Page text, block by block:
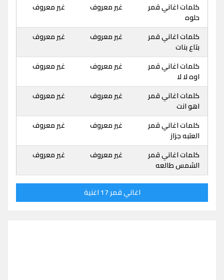
كلمات اغاني قمر
حلوه
غير معروف غير معروف
كلمات اغاني قمر
بتاع بنات
غير معروف غير معروف
كلمات اغاني قمر
اوه لا لا
غير معروف غير معروف
كلمات اغاني قمر
اهو انت
غير معروف غير معروف
كلمات اغاني قمر
العتبه جزاز
غير معروف غير معروف
كلمات اغاني قمر
الشمس طالعه
غير معروف غير معروف
اغاني قمر 17 اغنية